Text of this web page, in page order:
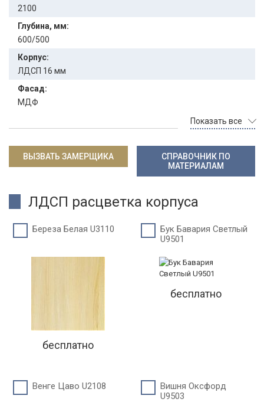
2100
Глубина, мм:
600/500
Корпус:
ЛДСП 16 мм
Фасад:
МДФ
Показать все
ВЫЗВАТЬ ЗАМЕРЩИКА
СПРАВОЧНИК ПО
МАТЕРИАЛАМ
ЛДСП расцветка корпуса
Береза Белая U3110
бесплатно
Бук Бавария Светлый
U9501
бесплатно
Венге Цаво U2108
Вишня Оксфорд
U9503